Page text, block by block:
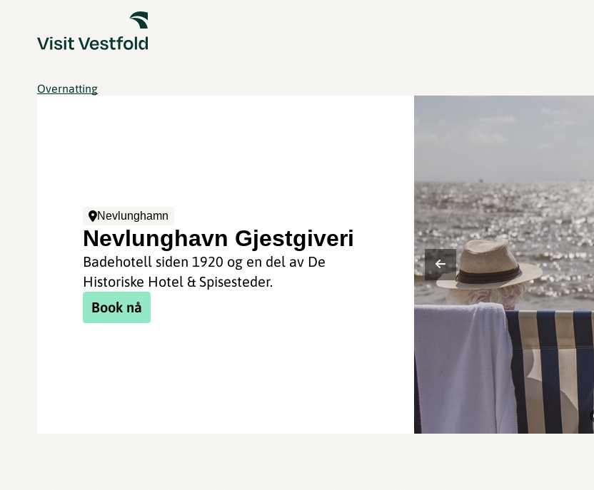
Overnatting
Nevlunghamn
Nevlunghavn Gjestgiveri
Badehotell siden 1920 og en del av De
Historiske Hotel & Spisesteder.
Book nå